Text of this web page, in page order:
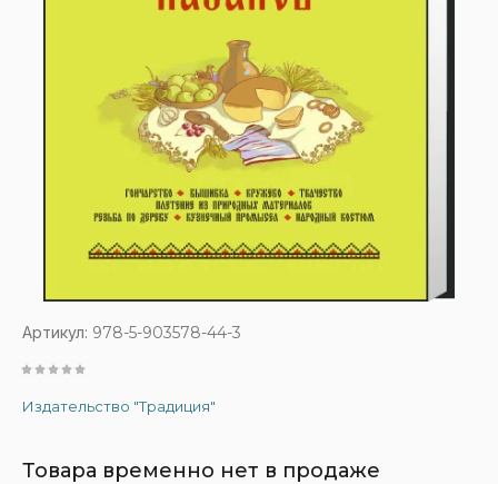
Артикул: 978-5-903578-44-3
Издательство "Традиция"
Товара временно нет в продаже